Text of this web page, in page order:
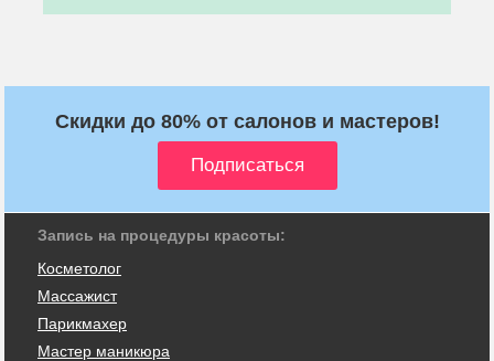
Скидки до 80% от салонов и мастеров!
Запись на процедуры красоты:
Косметолог
Массажист
Парикмахер
Мастер маникюра